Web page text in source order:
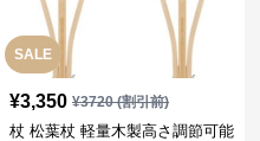
SALE
¥3,350 ¥3720(割引前)
杖 松葉杖 軽量木製高さ調節可能